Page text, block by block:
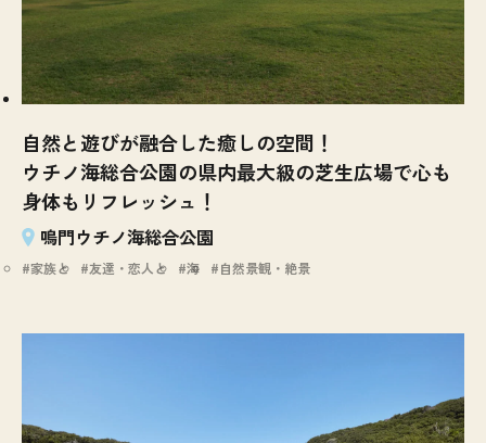
自然と遊びが融合した癒しの空間！
ウチノ海総合公園の県内最大級の芝生広場で心も
身体もリフレッシュ！
鳴門ウチノ海総合公園
家族と 友達・恋人と 海 自然景観・絶景